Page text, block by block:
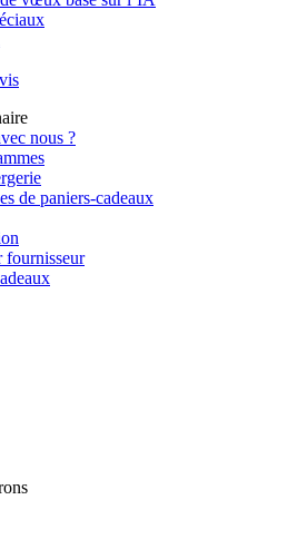
nous ?
de paniers-cadeaux
fournisseur